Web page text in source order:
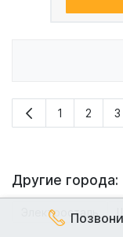
1 2 3
Другие города:
Электросталь